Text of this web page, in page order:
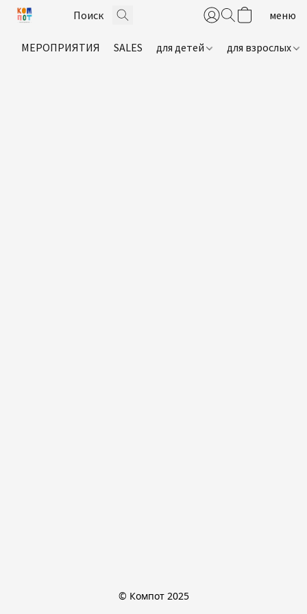
МЕРОПРИЯТИЯ SALES для детей для взрослых
© Компот 2025